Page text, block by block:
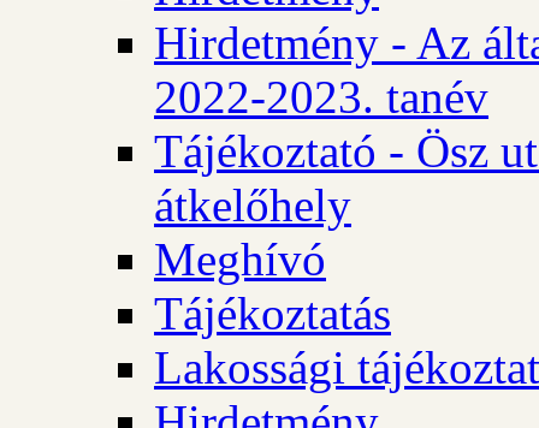
Hirdetmény - Az
2022-2023. tanév
Tájékoztató - Ösz
átkelőhely
Meghívó
Tájékoztatás
Lakossági